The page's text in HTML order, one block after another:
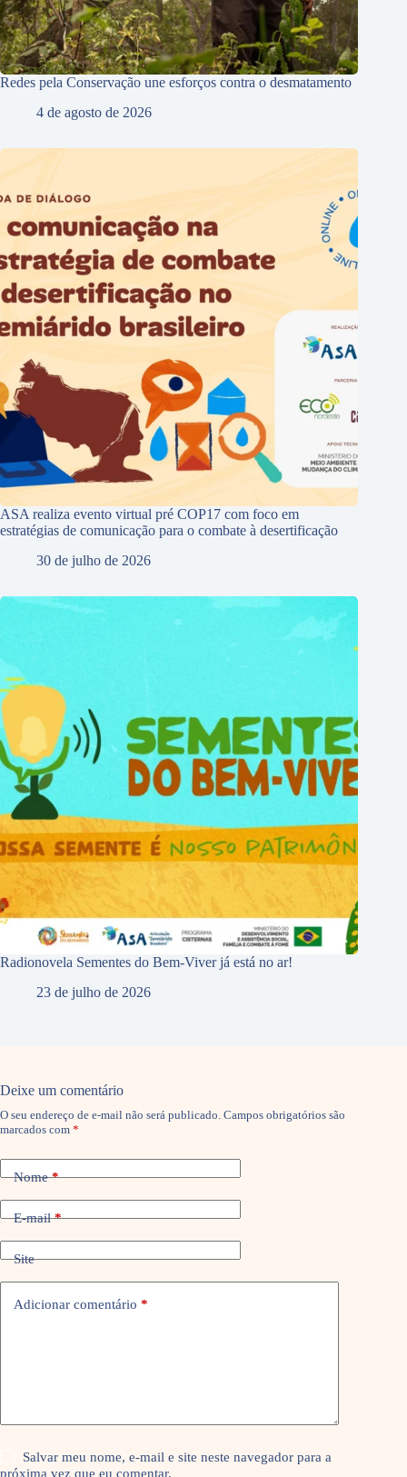
Redes pela Conservação une esforços contra o desmatamento
4 de agosto de 2026
ASA realiza evento virtual pré COP17 com foco em
estratégias de comunicação para o combate à desertificação
30 de julho de 2026
Radionovela Sementes do Bem-Viver já está no ar!
23 de julho de 2026
Deixe um comentário
O seu endereço de e-mail não será publicado. Campos obrigatórios são
marcados com *
Nome*
E-mail*
Site
Adicionar comentário *
Salvar meu nome, e-mail e site neste navegador para a
próxima vez que eu comentar.